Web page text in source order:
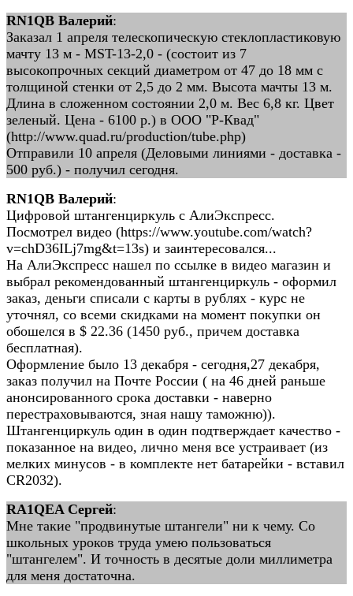
RN1QB Валерий:
Заказал 1 апреля телескопическую стеклопластиковую
мачту 13 м - MST-13-2,0 - (состоит из 7
высокопрочных секций диаметром от 47 до 18 мм с
толщиной стенки от 2,5 до 2 мм. Высота мачты 13 м.
Длина в сложенном состоянии 2,0 м. Вес 6,8 кг. Цвет
зеленый. Цена - 6100 р.) в ООО "Р-Квад"
(http://www.quad.ru/production/tube.php)
Отправили 10 апреля (Деловыми линиями - доставка -
500 руб.) - получил сегодня.
RN1QB Валерий:
Цифровой штангенциркуль с АлиЭкспресс.
Посмотрел видео (https://www.youtube.com/watch?
v=chD36ILj7mg&t=13s) и заинтересовался...
На АлиЭкспресс нашел по ссылке в видео магазин и
выбрал рекомендованный штангенциркуль - оформил
заказ, деньги списали с карты в рублях - курс не
уточнял, со всеми скидками на момент покупки он
обошелся в $ 22.36 (1450 руб., причем доставка
бесплатная).
Оформление было 13 декабря - сегодня,27 декабря,
заказ получил на Почте России ( на 46 дней раньше
анонсированного срока доставки - наверно
перестраховываются, зная нашу таможню)).
Штангенциркуль один в один подтверждает качество -
показанное на видео, лично меня все устраивает (из
мелких минусов - в комплекте нет батарейки - вставил
CR2032).
RA1QEA Сергей:
Мне такие "продвинутые штангели" ни к чему. Со
школьных уроков труда умею пользоваться
"штангелем". И точность в десятые доли миллиметра
для меня достаточна.